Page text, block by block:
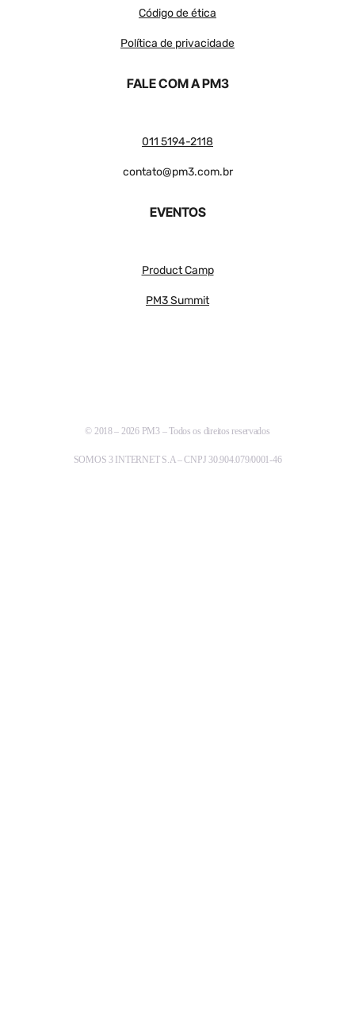
Código de ética
Política de privacidade
FALE COM A PM3
011 5194-2118
contato@pm3.com.br
EVENTOS
Product Camp
PM3 Summit
© 2018 – 2026 PM3 – Todos os direitos reservados
SOMOS 3 INTERNET S.A – CNPJ 30.904.079/0001-46